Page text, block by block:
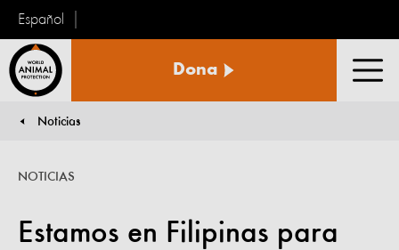
Español
Animal
Dona
Noticias
Estamos en Filipinas para
NOTICIAS